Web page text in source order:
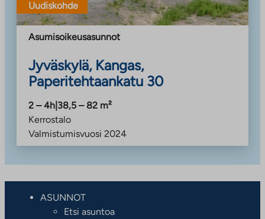
Uudiskohde
Asumisoikeusasunnot
Jyväskylä, Kangas,
Paperitehtaankatu 30
2 – 4h 38,5 – 82 m²
Kerrostalo
Valmistumisvuosi 2024
ASUNNOT
Etsi asuntoa